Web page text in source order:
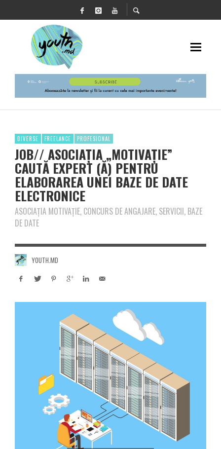
DIVERSE FREELANCE PROFESIONAL
JOB// ASOCIAŢIA „MOTIVAŢIE”
CAUTĂ EXPERT (Ă) PENTRU
ELABORAREA UNEI BAZE DE DATE
ELECTRONICE
ASOCIAȚIA MOTIVAȚIE, CONCURS DE ANGAJARE, SERVICII, BAZE
DE DATE
YOUTH.MD